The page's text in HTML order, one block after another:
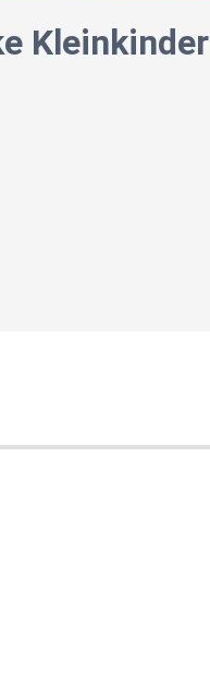
Kleinkinder